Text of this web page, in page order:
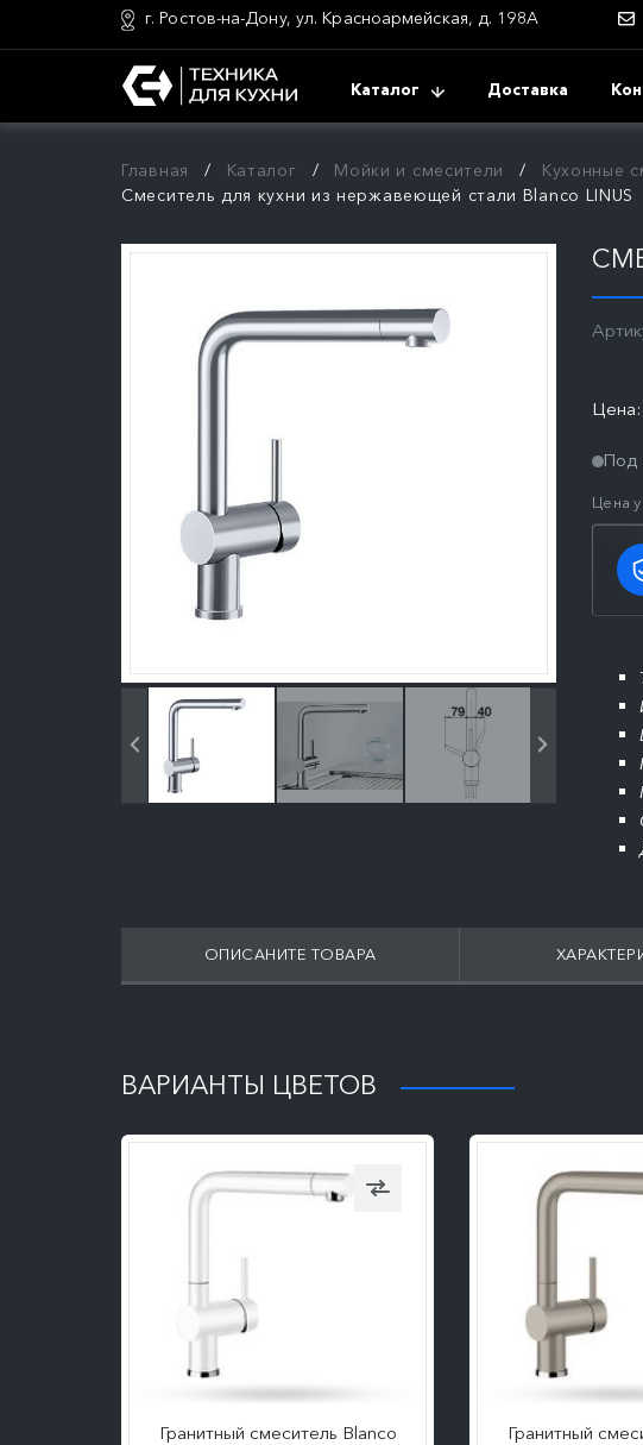
г. Ростов-на-Дону, ул. Красноармейская, д. 198А
Каталог Доставка
Главная Каталог Мойки и смесители Кухонные
Смеситель для кухни из нержавеющей стали Blanco LINUS
Цена:
Под
Цена
ОПИСАНИТЕ ТОВАРА
ВАРИАНТЫ ЦВЕТОВ
Гранитный смеситель Blanco
Гранитный